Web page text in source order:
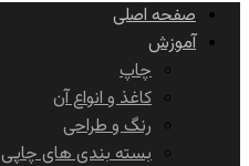
صفحه اصلی
آموزش
چاپ
کاغذ و انواع آن
رنگ و طراحی
بسته بندی های چاپی